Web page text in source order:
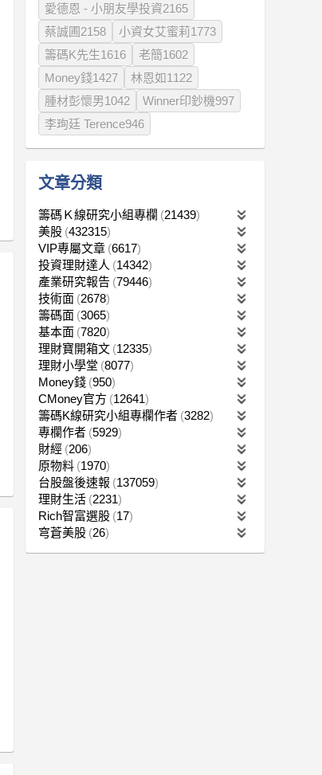
愛德恩 - 小朋友學投資2165
蔡誠圃2158
小資女艾蜜莉1773
籌碼K先生1616
老簡1602
Money錢1427
林恩如1122
腫材彭懷男1042
Winner印鈔機997
李珣廷 Terence946
文章分類
籌碼Ｋ線研究小組專欄
21439
美股 432315
VIP專屬文章 6617
投資理財達人
14342
產業研究報告 79446
技術面 2678
籌碼面 3065
基本面 7820
理財寶開箱文 12335
理財小學堂 8077
Money錢 950
CMoney官方 12641
籌碼K線研究小組專欄作者 3282
專欄作者 5929
財經 206
原物料 1970
台股盤後速報 137059
理財生活 2231
Rich智富選股 17
穹蒼美股 26